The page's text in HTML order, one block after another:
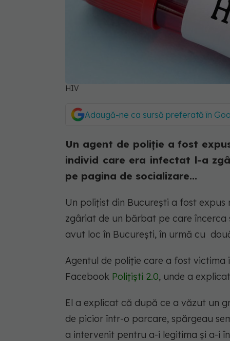
HIV
Adaugă-ne ca sursă preferată în
Un agent de poliție a fost
individ care era infectat l-a
pe pagina de socializare...
Un polițist din București a fost
zgâriat de un bărbat pe care
avut loc în București, în urmă cu
Agentul de poliție care a fost
Facebook Polițiști 2.0, unde a
El a explicat că după ce a văzut un
de picior într-o parcare, spărgeau
a intervenit pentru a-i legitima și a-i